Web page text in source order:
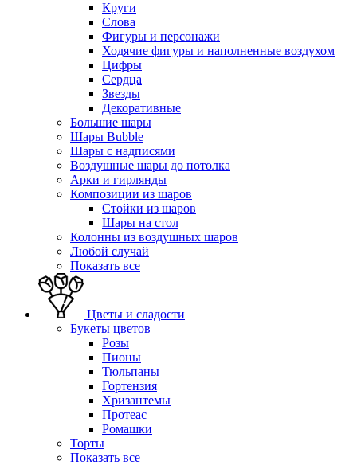
Круги
Слова
Фигуры и персонажи
Ходячие фигуры и наполненные воздухом
Цифры
Сердца
Звезды
Декоративные
Большие шары
Шары Bubble
Шары с надписями
Воздушные шары до потолка
Арки и гирлянды
Композиции из шаров
Стойки из шаров
Шары на стол
Колонны из воздушных шаров
Любой случай
Показать все
Цветы и сладости
Букеты цветов
Розы
Пионы
Тюльпаны
Гортензия
Хризантемы
Протеас
Ромашки
Торты
Показать все